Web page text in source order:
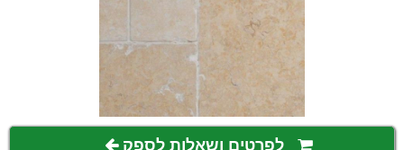
לפרטים ושאלות לספק